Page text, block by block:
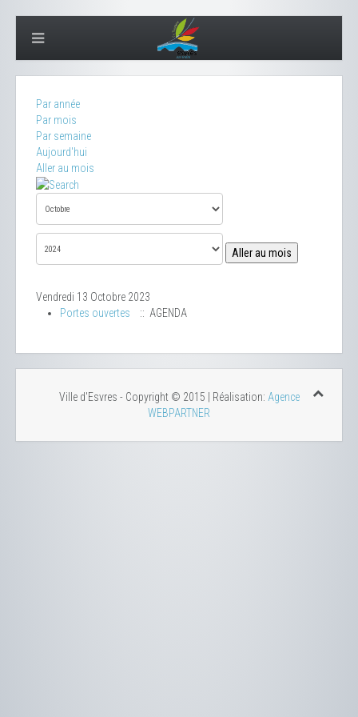
Par année
Par mois
Par semaine
Aujourd'hui
Aller au mois
Aller au mois
Vendredi 13 Octobre 2023
Portes ouvertes
:: AGENDA
Ville d'Esvres - Copyright © 2015 | Réalisation: Agence
WEBPARTNER